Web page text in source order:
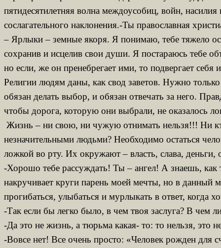
пятидесятилетняя волна междоусобиц, войн,
сослагательного наклонения.-Ты православная
– Ярлыки – земные якоря. Я понимаю, тебе тяжело
сохранив и исцелив свои души. Я постараюсь тебе
но если, же он пренебрегает ими, то подвергает
Религии людям даны, как свод заветов. Нужно
обязан делать выбор, и обязан отвечать за него.
чтобы дорога, которую они выбрали, не оказалось
Жизнь – ни свою, ни чужую отнимать нельзя!!! Ни
незначительными людьми? Необходимо остаться
ложкой во рту. Их окружают – власть, слава, деньги,
-Хорошо тебе рассуждать! Ты – ангел! А знаешь, как
накручивает круги парень моей мечты, но в данный
прогибаться, улыбаться и мурлыкать в ответ, когда
-Так если бы легко было, в чем твоя заслуга? В чем
-Да это не жизнь, а тюрьма какая- то: то нельзя, это
-Вовсе нет! Все очень просто: «Человек рожден